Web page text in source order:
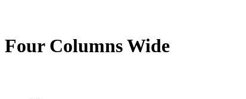
Four Columns Wide